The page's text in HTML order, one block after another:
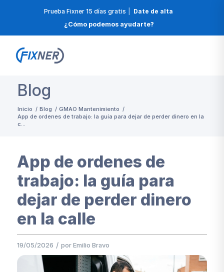
Prueba Fixner 15 días gratis
Date de alta
¿Cómo podemos ayudarte?
Blog
Inicio / Blog / GMAO Mantenimiento /
App de ordenes de trabajo: la guía para dejar de perder dinero en la
c...
App de ordenes de
trabajo: la guía para
dejar de perder dinero
en la calle
19/05/2026 / porEmilio Bravo